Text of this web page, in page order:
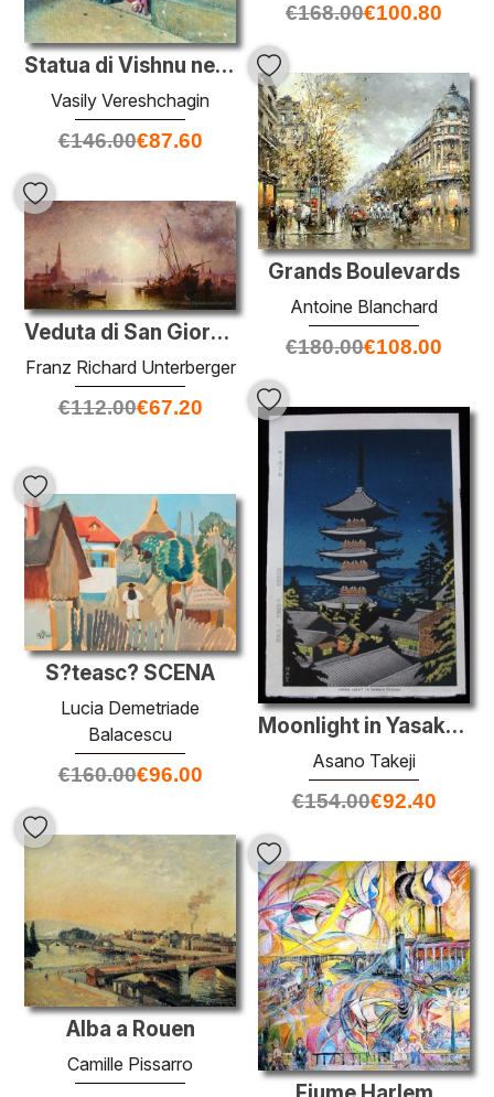
Statua di Vishnu nel tempio di Indra in Ellora
Vasily Vereshchagin
€146.00€87.60
€168.00€100.80
Grands Boulevards
Antoine Blanchard
€180.00€108.00
Veduta di San Giorgio, Venezia
Franz Richard Unterberger
€112.00€67.20
Moonlight in Yasaka Pagoda
Asano Takeji
€154.00€92.40
S?teasc? SCENA
Lucia Demetriade
Balacescu
€160.00€96.00
Alba a Rouen
Camille Pissarro